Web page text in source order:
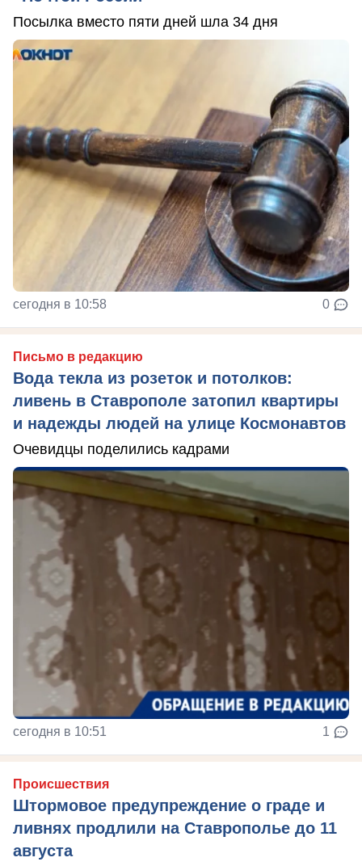
Посылка вместо пяти дней шла 34 дня
сегодня в 10:58 0
Письмо в редакцию
Вода текла из розеток и потолков:
ливень в Ставрополе затопил квартиры
и надежды людей на улице Космонавтов
Очевидцы поделились кадрами
сегодня в 10:51 1
Происшествия
Штормовое предупреждение о граде и
ливнях продлили на Ставрополье до 11
августа